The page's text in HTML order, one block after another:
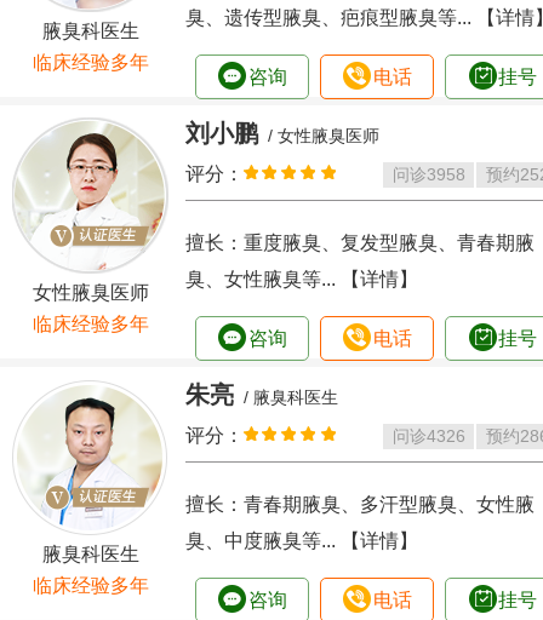
腋臭科医生
临床经验多年
臭、遗传型腋臭、疤痕型腋臭等... 【详情
咨询 电话 挂号
女性腋臭医师
临床经验多年
刘小鹏 / 女性腋臭医师
评分： 问诊3958 预约
擅长：重度腋臭、复发型腋臭、青春期腋
臭、女性腋臭等...
【详情】
咨询 电话 挂号
腋臭科医生
临床经验多年
朱亮 / 腋臭科医生
评分： 问诊4326 预约
擅长：青春期腋臭、多汗型腋臭、女性腋
臭、中度腋臭等...
【详情】
咨询 电话 挂号